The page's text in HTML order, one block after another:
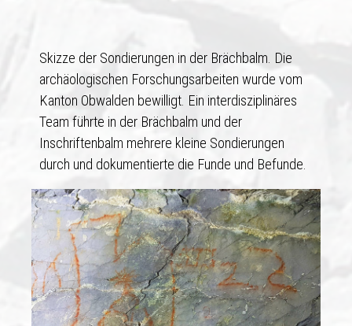
Skizze der Sondierungen in der Brächbalm. Die
archäologischen Forschungsarbeiten wurde vom
Kanton Obwalden bewilligt. Ein interdisziplinäres
Team führte in der Brächbalm und der
Inschriftenbalm mehrere kleine Sondierungen
durch und dokumentierte die Funde und Befunde.